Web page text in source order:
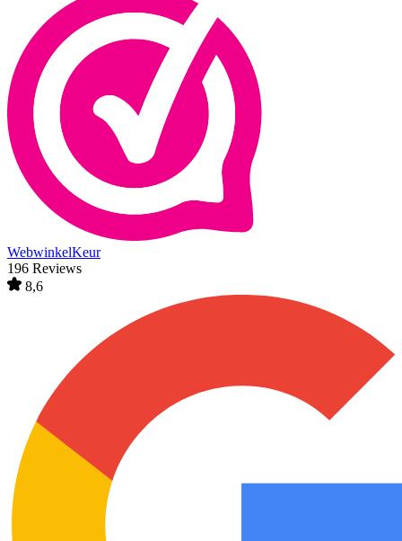
WebwinkelKeur
196 Reviews
8,6